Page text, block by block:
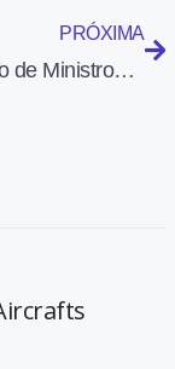
PRÓXIMA
El Consejo de Ministros aprueba la compra de 50 helicópteros, 31 de ellos del modelo NH90